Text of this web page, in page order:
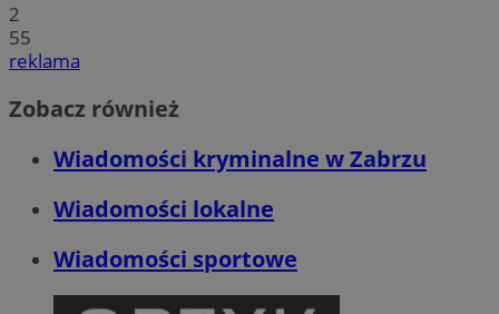
2
55
reklama
Zobacz również
Wiadomości kryminalne w Zabrzu
Wiadomości lokalne
Wiadomości sportowe